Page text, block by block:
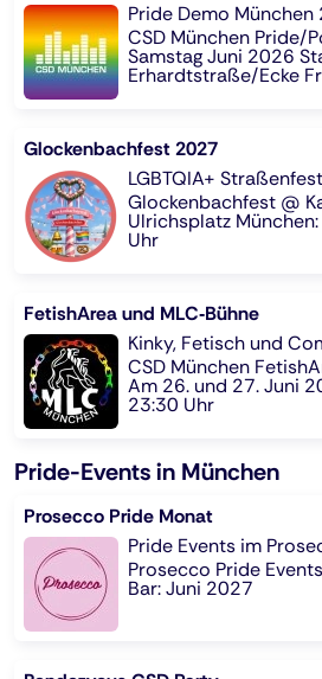
Pride Demo München
CSD München Pride/
Samstag Juni 2026
Erhardtstraße/Ecke
Glockenbachfest 2027
LGBTQIA+
Glockenbachfest @
Ulrichsplatz
Uhr
FetishArea und MLC‑Bühne
Kinky, Fetisch und
CSD München
Am 26. und 27. Juni
23:30 Uhr
Pride-Events in München
Prosecco Pride Monat
Pride Events im
Prosecco Pride
Bar: Juni 2027